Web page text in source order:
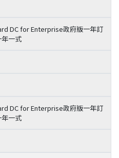
DC for Enterprise政府版一年訂
一式
DC for Enterprise政府版一年訂
一式